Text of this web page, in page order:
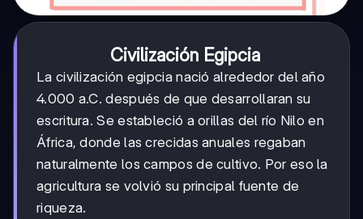
Civilización Egipcia
La civilización egipcia nació alrededor del año
4.000 a.C. después de que desarrollaran su
escritura. Se estableció a orillas del río Nilo en
África, donde las crecidas anuales regaban
naturalmente los campos de cultivo. Por eso la
agricultura se volvió su principal fuente de
riqueza.